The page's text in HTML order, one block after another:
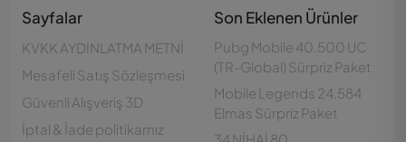
Sayfalar
KVKK AYDINLATMA METNİ
Mesafeli Satış Sözleşmesi
Güvenli Alışveriş 3D
İptal & İade politikamız
Son Eklenen Ürünler
Pubg Mobile 40.500 UC
(TR-Global) Sürpriz Paket
Mobile Legends 24.584
Elmas Sürpriz Paket